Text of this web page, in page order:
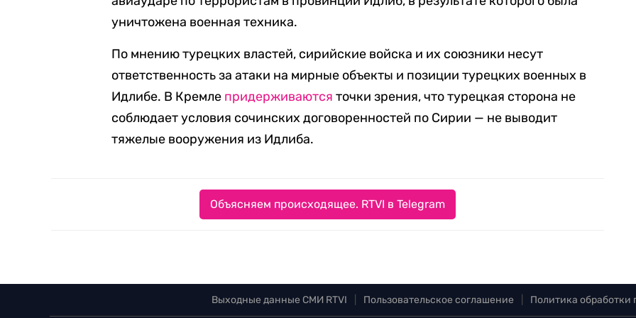
уничтожена военная техника.
По мнению турецких властей, сирийские войска и их союзники несут
ответственность за атаки на мирные объекты и позиции турецких военных в
Идлибе. В Кремле придерживаются точки зрения, что турецкая сторона не
соблюдает условия сочинских договоренностей по Сирии — не выводит
тяжелые вооружения из Идлиба.
Объясняем происходящее. RTVI в Telegram
Выходные данные СМИ RTVI Пользовательское соглашение Политика